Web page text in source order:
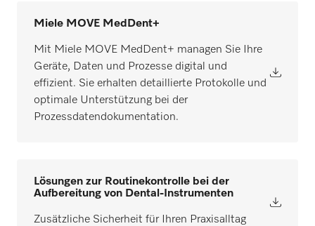
Miele MOVE MedDent+
Mit Miele MOVE MedDent+ managen Sie Ihre
Geräte, Daten und Prozesse digital und
effizient. Sie erhalten detaillierte Protokolle und
optimale Unterstützung bei der
Prozessdatendokumentation.
Lösungen zur Routinekontrolle bei der
Aufbereitung von Dental-Instrumenten
Zusätzliche Sicherheit für Ihren Praxisalltag